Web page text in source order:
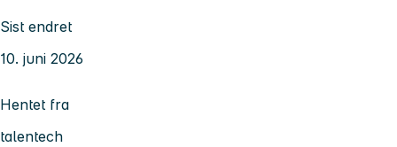
Sist endret
10. juni 2026
Hentet fra
talentech